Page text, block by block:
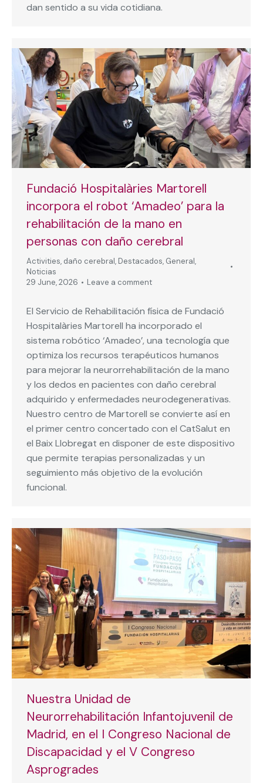
dan sentido a su vida cotidiana.
Fundació Hospitalàries Martorell
incorpora el robot ‘Amadeo’ para la
rehabilitación de la mano en
personas con daño cerebral
Activities, daño cerebral, Destacados, General,
Noticias
29 June, 2026
Leave a comment
El Servicio de Rehabilitación física de Fundació
Hospitalàries Martorell ha incorporado el
sistema robótico ‘Amadeo’, una tecnología que
optimiza los recursos terapéuticos humanos
para mejorar la neurorrehabilitación de la mano
y los dedos en pacientes con daño cerebral
adquirido y enfermedades neurodegenerativas.
Nuestro centro de Martorell se convierte así en
el primer centro concertado con el CatSalut en
el Baix Llobregat en disponer de este dispositivo
que permite terapias personalizadas y un
seguimiento más objetivo de la evolución
funcional.
Nuestra Unidad de
Neurorrehabilitación Infantojuvenil de
Madrid, en el I Congreso Nacional de
Discapacidad y el V Congreso
Asprogrades